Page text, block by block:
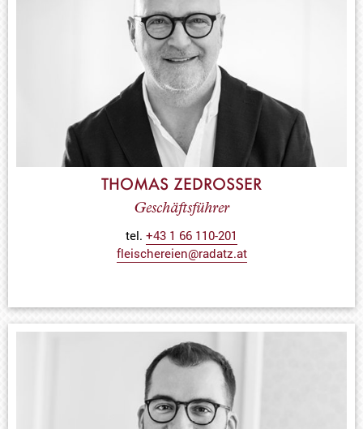
THOMAS ZEDROSSER
Geschäftsführer
tel. +43 1 66 110-201
fleischereien@radatz.at